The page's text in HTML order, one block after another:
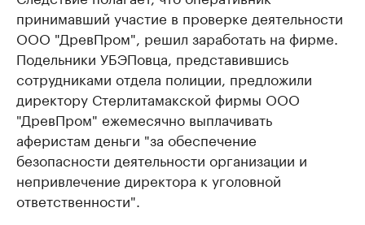
принимавший участие в проверке деятельности
ООО "ДревПром", решил заработать на фирме.
Подельники УБЭПовца, представившись
сотрудниками отдела полиции, предложили
директору Стерлитамакской фирмы ООО
"ДревПром" ежемесячно выплачивать
аферистам деньги "за обеспечение
безопасности деятельности организации и
непривлечение директора к уголовной
ответственности".